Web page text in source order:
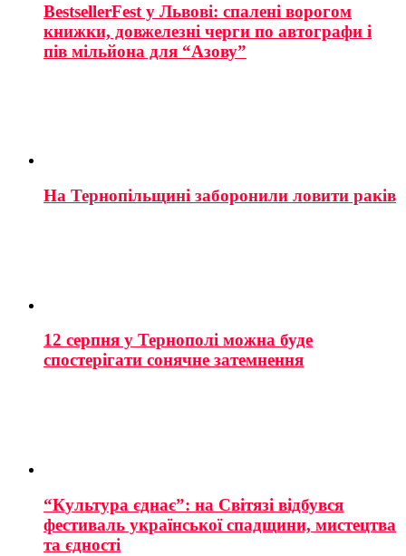
BestsellerFest у Львові: спалені ворогом
книжки, довжелезні черги по автографи і
пів мільйона для “Азову”
На Тернопільщині заборонили ловити раків
12 серпня у Тернополі можна буде
спостерігати сонячне затемнення
“Культура єднає”: на Світязі відбувся
фестиваль української спадщини, мистецтва
та єдності